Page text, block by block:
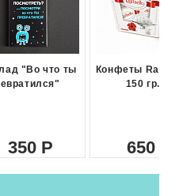
"Во что ты
350
Конфеты
150 гр.
650